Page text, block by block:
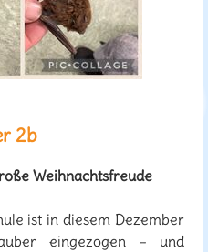
2b
Weihnachtsfreude
ist in diesem Dezember
eingezogen – und